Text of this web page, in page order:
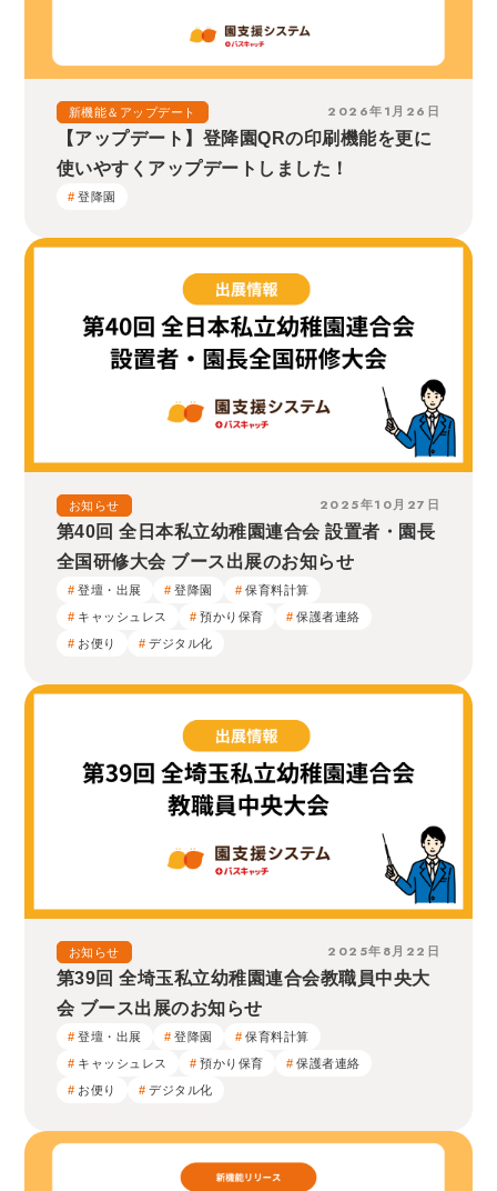
新機能＆アップデート 2026年1月26日
【アップデート】登降園QRの印刷機能を更に
使いやすくアップデートしました！
登降園
お知らせ 2025年10月27日
第40回 全日本私立幼稚園連合会 設置者・園長
全国研修大会 ブース出展のお知らせ
登壇・出展 登降園
保育料計算
キャッシュレス
預かり保育
保護者連絡
お便り
デジタル化
お知らせ 2025年8月22日
第39回 全埼玉私立幼稚園連合会教職員中央大
会 ブース出展のお知らせ
登壇・出展 登降園
保育料計算
キャッシュレス
預かり保育
保護者連絡
お便り
デジタル化